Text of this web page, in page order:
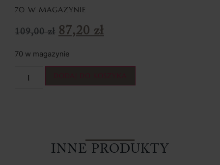
70 W MAGAZYNIE
109,00zł 87,20 zł
70 w magazynie
INNE PRODUKTY